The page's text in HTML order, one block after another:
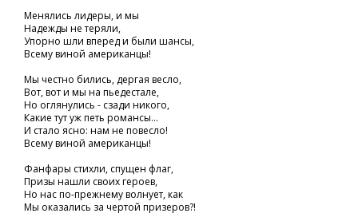
Менялись лидеры, и мы
Надежды не теряли,
Упорно шли вперед и были шансы,
Всему виной американцы!
Мы честно бились, дергая весло,
Вот, вот и мы на пьедестале,
Но оглянулись - сзади никого,
Какие тут уж петь романсы...
И стало ясно: нам не повесло!
Всему виной американцы!
Фанфары стихли, спущен флаг,
Призы нашли своих героев,
Но нас по-прежнему волнует, как
Мы оказались за чертой призеров?!